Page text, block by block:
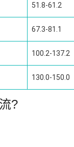
51.8-61.2
67.3-81.1
100.2-137.2
130.0-150.0
?